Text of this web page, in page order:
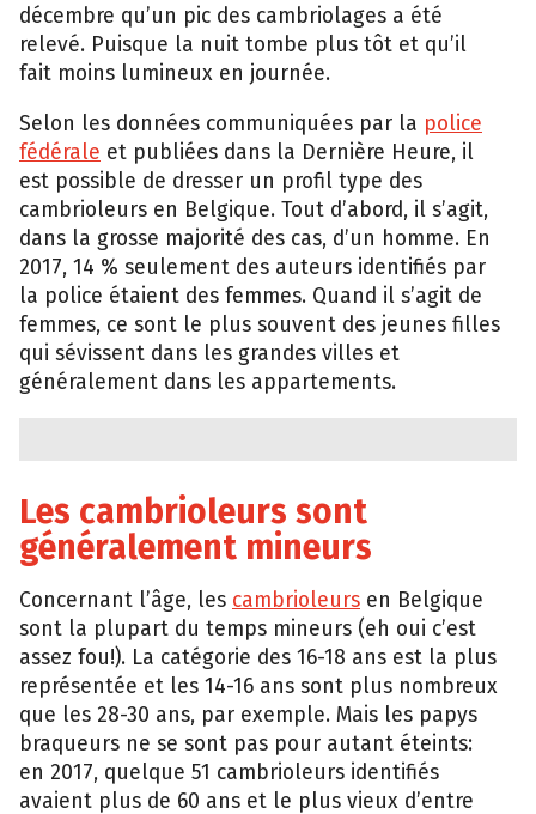
décembre qu’un pic des cambriolages a été
relevé. Puisque la nuit tombe plus tôt et qu’il
fait moins lumineux en journée.
Selon les données communiquées par la police
fédérale et publiées dans la Dernière Heure, il
est possible de dresser un profil type des
cambrioleurs en Belgique. Tout d’abord, il s’agit,
dans la grosse majorité des cas, d’un homme. En
2017, 14 % seulement des auteurs identifiés par
la police étaient des femmes. Quand il s’agit de
femmes, ce sont le plus souvent des jeunes filles
qui sévissent dans les grandes villes et
généralement dans les appartements.
Les cambrioleurs sont
généralement mineurs
Concernant l’âge, les cambrioleurs en Belgique
sont la plupart du temps mineurs (eh oui c’est
assez fou!). La catégorie des 16-18 ans est la plus
représentée et les 14-16 ans sont plus nombreux
que les 28-30 ans, par exemple. Mais les papys
braqueurs ne se sont pas pour autant éteints:
en 2017, quelque 51 cambrioleurs identifiés
avaient plus de 60 ans et le plus vieux d’entre